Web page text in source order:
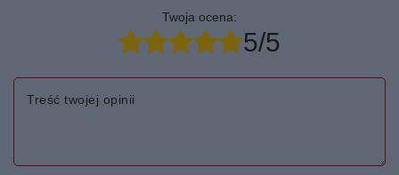
Twoja ocena:
5/5
Treść twojej opinii